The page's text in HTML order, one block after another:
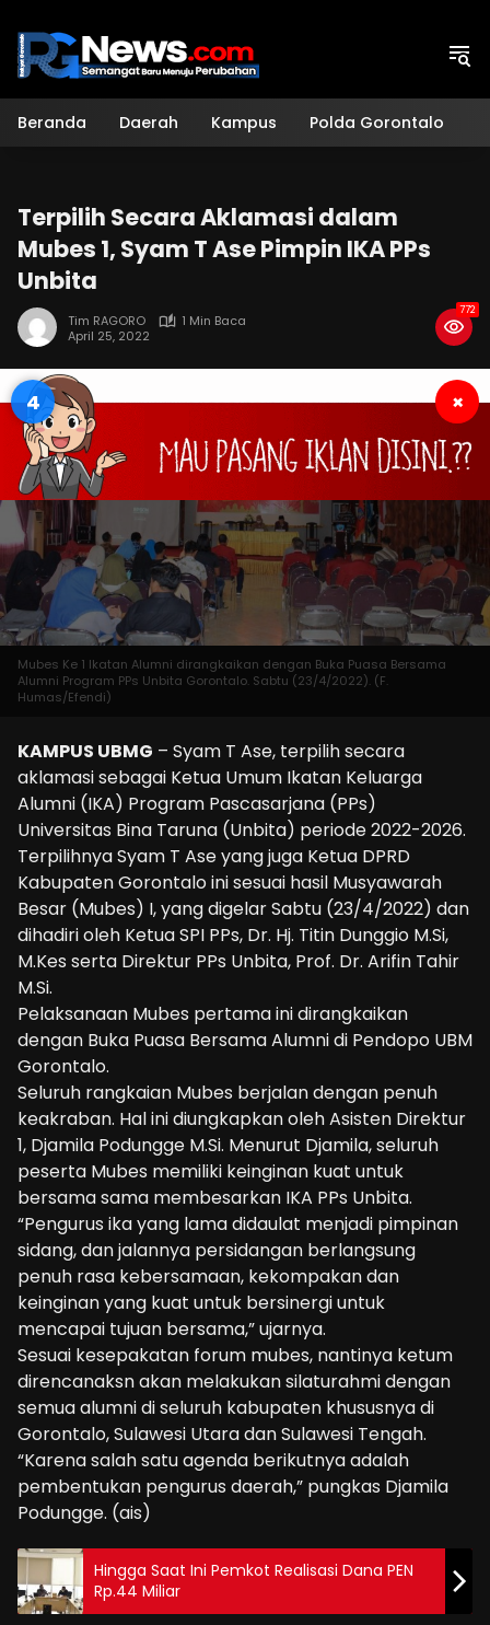
konten
Beranda Daerah Kampus Polda Gorontalo
Terpilih Secara Aklamasi dalam
Mubes 1, Syam T Ase Pimpin IKA PPs
Unbita
Tim RAGORO
1 Min Baca
April 25, 2022
772
3 ×
Mubes Ke 1 Ikatan Alumni dirangkaikan dengan Buka Puasa Bersama
Alumni Program PPs Unbita Gorontalo. Sabtu (23/4/2022). (F.
Humas/Efendi)
KAMPUS UBMG – Syam T Ase, terpilih secara
aklamasi sebagai Ketua Umum Ikatan Keluarga
Alumni (IKA) Program Pascasarjana (PPs)
Universitas Bina Taruna (Unbita) periode 2022-2026.
Terpilihnya Syam T Ase yang juga Ketua DPRD
Kabupaten Gorontalo ini sesuai hasil Musyawarah
Besar (Mubes) I, yang digelar Sabtu (23/4/2022) dan
dihadiri oleh Ketua SPI PPs, Dr. Hj. Titin Dunggio M.Si,
M.Kes serta Direktur PPs Unbita, Prof. Dr. Arifin Tahir
M.Si.
Pelaksanaan Mubes pertama ini dirangkaikan
dengan Buka Puasa Bersama Alumni di Pendopo UBM
Gorontalo.
Seluruh rangkaian Mubes berjalan dengan penuh
keakraban. Hal ini diungkapkan oleh Asisten Direktur
1, Djamila Podungge M.Si. Menurut Djamila, seluruh
peserta Mubes memiliki keinginan kuat untuk
bersama sama membesarkan IKA PPs Unbita.
“Pengurus ika yang lama didaulat menjadi pimpinan
sidang, dan jalannya persidangan berlangsung
penuh rasa kebersamaan, kekompakan dan
keinginan yang kuat untuk bersinergi untuk
mencapai tujuan bersama,” ujarnya.
Sesuai kesepakatan forum mubes, nantinya ketum
direncanaksn akan melakukan silaturahmi dengan
semua alumni di seluruh kabupaten khususnya di
Gorontalo, Sulawesi Utara dan Sulawesi Tengah.
“Karena salah satu agenda berikutnya adalah
pembentukan pengurus daerah,” pungkas Djamila
Podungge. (ais)
Hingga Saat Ini Pemkot Realisasi Dana PEN
Rp.44 Miliar